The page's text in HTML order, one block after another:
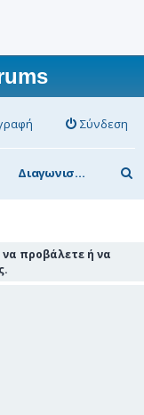
Σύνδεση
Διαγωνισμοί
ν
προβάλετε ή να